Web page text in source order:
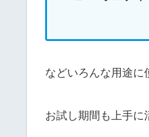
などいろんな用途に
お試し期間も上手に